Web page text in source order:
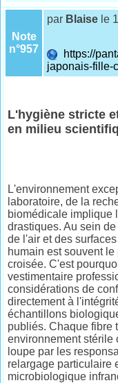
Note
n°957
par Blaise le
https://
japonais-fille-
L'hygiène stricte
en milieu
L'environnement
laboratoire, de la
biomédicale implique
drastiques. Au sein
de l'air et des
humain est souvent
croisée. C'est
vestimentaire
considérations de
directement à
échantillons
publiés. Chaque fibre
environnement stérile
loupe par les
relargage particulaire
microbiologique